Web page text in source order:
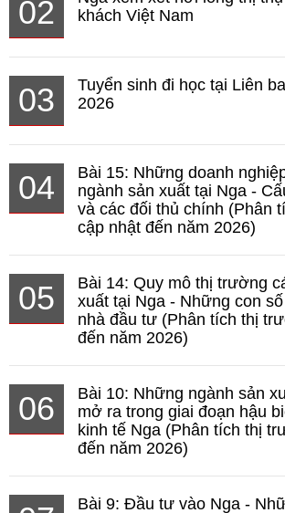
02
khách Việt Nam
03
Tuyển sinh đi học tại Liên
2026
04
Bài 15: Những doanh
ngành sản xuất tại Nga -
và các đối thủ chính (Phân
cập nhật đến năm 2026)
05
Bài 14: Quy mô thị trường
xuất tại Nga - Những con
nhà đầu tư (Phân tích thị
đến năm 2026)
06
Bài 10: Những ngành sản
mở ra trong giai đoạn hậu
kinh tế Nga (Phân tích thị
đến năm 2026)
Bài 9: Đầu tư vào Nga -